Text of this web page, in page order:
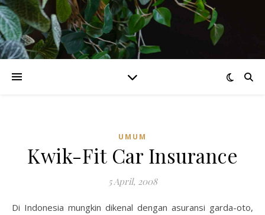
UMUM
Kwik-Fit Car Insurance
5 April, 2008
Di Indonesia mungkin dikenal dengan asuransi garda-oto,